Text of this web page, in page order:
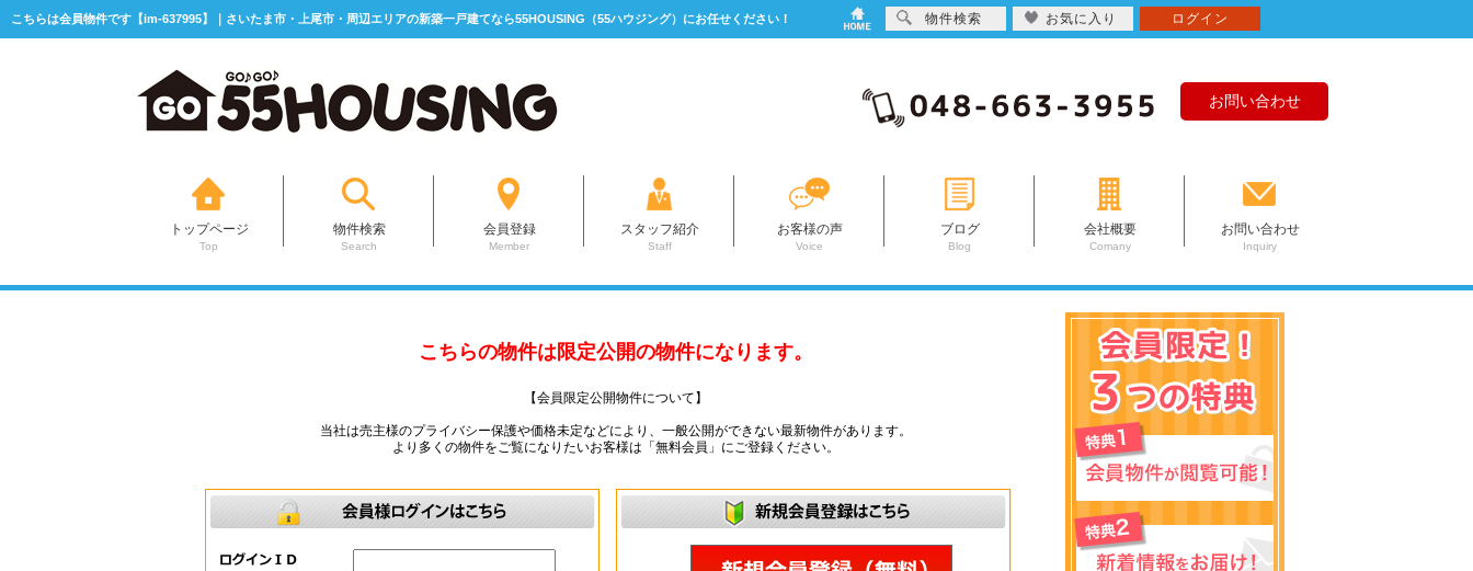
こちらは会員物件です【im-637995】｜さいたま市・上尾市・周辺エリアの新築一戸建てなら55HOUSING（55ハウジング）にお任せください！
お問い合わせ
トップページ
Top
物件検索
Search
会員登録
Member
スタッフ紹介
Staff
お客様の声
Voice
ブログ
Blog
会社概要
Comany
お問い合わせ
Inquiry
こちらの物件は限定公開の物件になります。
【会員限定公開物件について】
当社は売主様のプライバシー保護や価格未定などにより、一般公開ができない最新物件があります。
より多くの物件をご覧になりたいお客様は「無料会員」にご登録ください。
物件検索 お気に入り ログイン